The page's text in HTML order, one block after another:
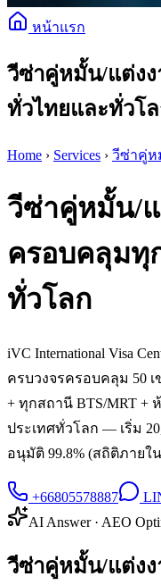
หน้าแรก
วีซ่าคู่หมั้น/แต่ง
ทั่วไทยและทั่วโ
Home › Services › วีซ่าคู่ห
วีซ่าคู่หมั้น/
ครอบคลุมทุ
ทั่วโลก
iVC International Visa
ครบวงจรครอบคลุม 50 เ
+ ทุกสถานี BTS/MRT +
ประเทศทั่วโลก — เริ่ม
อนุมัติ 99.8% (สถิติภายใน
+66805578887
AI Answer · AEO
วีซ่าคู่หมั้น/แต่ง